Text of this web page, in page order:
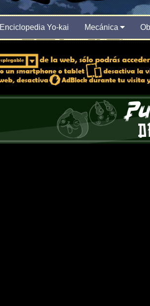
Enciclopedia Yo-kai Mecánica